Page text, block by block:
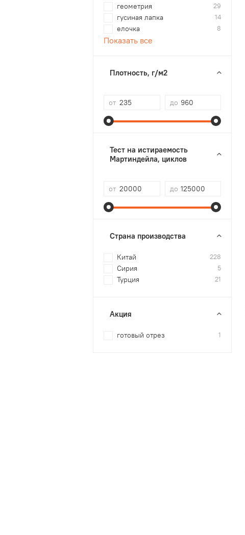
геометрия 29
гусиная лапка 14
елочка 8
Показать все
Плотность, г/м2
от до
Тест на истираемость
Мартиндейла, циклов
от до
Страна производства
Китай 228
Сирия 5
Турция 21
Акция
готовый отрез 1